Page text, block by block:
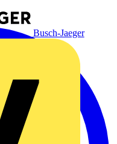
Busch-Jaeger